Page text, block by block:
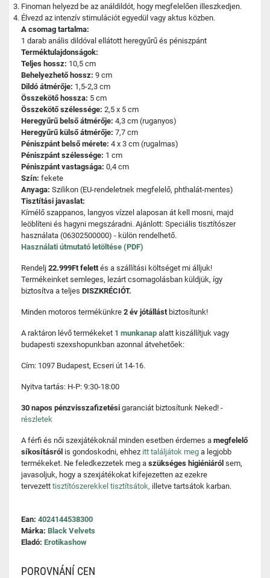
Finoman helyezd be az análdildót, hogy megfelelően illeszkedjen.
Élvezd az intenzív stimulációt egyedül vagy aktus közben.
A csomag tartalma:
1 darab anális dildóval ellátott heregyűrű és péniszpánt
Terméktulajdonságok:
Teljes hossz: 10,5 cm
Behelyezhető hossz: 9 cm
Dildó átmérője: 1,5-2,3 cm
Összekötő hossza: 5 cm
Összekötő szélessége: 2,5 x 5 cm
Heregyűrű belső átmérője: 4,3 cm (ruganyos)
Heregyűrű külső átmérője: 7,7 cm
Péniszpánt belső mérete: 4 x 3 cm (rugalmas)
Péniszpánt szélessége: 1 cm
Péniszpánt vastagsága: 0,4 cm
Szín: fekete
Anyaga: Szilikon (EU-rendeletnek megfelelő, phthalát-mentes)
Tisztítási javaslat:
Kímélő szappanos, langyos vízzel alaposan át kell mosni, majd
leöblíteni és hagyni megszáradni. Ajánlott: Speciális tisztítószer
használata (06302500000) - külön rendelhető.
Használati útmutató letöltése (PDF)
Rendelj 22.999Ft felettés a szállítási költséget mi álljuk!
Termékeinket semleges, lezárt csomagolásban küldjük, így
biztosítva a teljes DISZKRÉCIÓT.
Minden motoros termékünkre 2 év jótállást biztosítunk!
A raktáron lévő termékeket 1 munkanap alatt kiszállítjuk vagy
budapesti szexshopunkban azonnal átvehetőek:
Cím: 1097 Budapest, Ecseri út 14-16.
Nyitva tartás: H-P: 9:30-18:00
30 napos pénzvisszafizetési garanciát biztosítunk Neked! -
részletek
A férfi és női szexjátékoknál minden esetben érdemes a megfelelő
síkosításról is gondoskodni, ehhez itt találjátok meg a legjobb
termékeket. Ne feledkezzetek meg a szükséges higiéniáról sem,
javasoljuk, hogy a szexjátékokat kifejezetten az ezekre
tervezett tisztítószerekkel tisztítsátok, illetve tartsátok karban.
Ean: 4024144538300
Márka: Black Velvets
Eladó: Erotikashow
POROVNÁNÍ CEN